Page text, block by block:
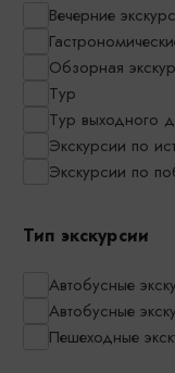
Вечерние
Обзорная
Тур
Тур выходного
Экскурсии по
Экскурсии по
Тип экскурсии
Автобусные
Автобусные
Пешеходные